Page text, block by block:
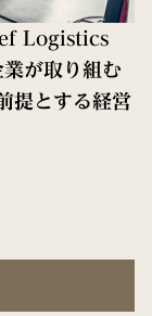
Logistics
が取り組む
提とする経営